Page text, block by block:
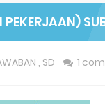
8 Semester 2
SUBTEMA 2
, SD 1